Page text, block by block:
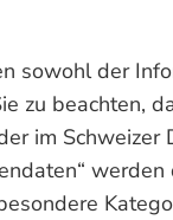
sowohl der
zu beachten,
im Schweizer